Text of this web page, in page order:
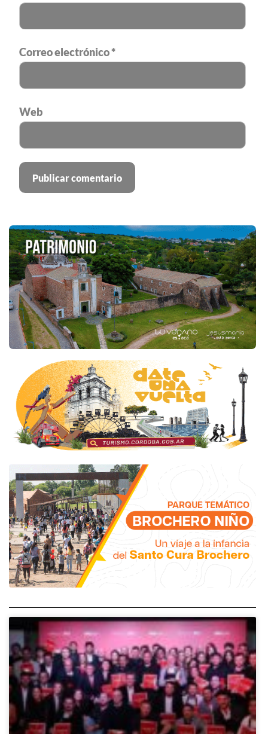
Correo electrónico*
Web